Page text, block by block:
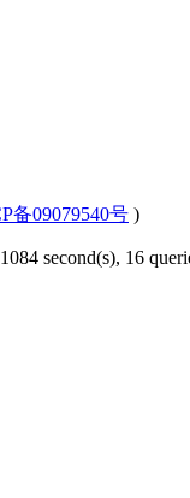
备09079540号 )
second(s), 16